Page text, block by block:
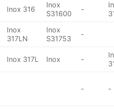
Inox 316
Inox
S31600
-
Inox
317LN
Inox
S31753
-
Inox 317L Inox -
- -